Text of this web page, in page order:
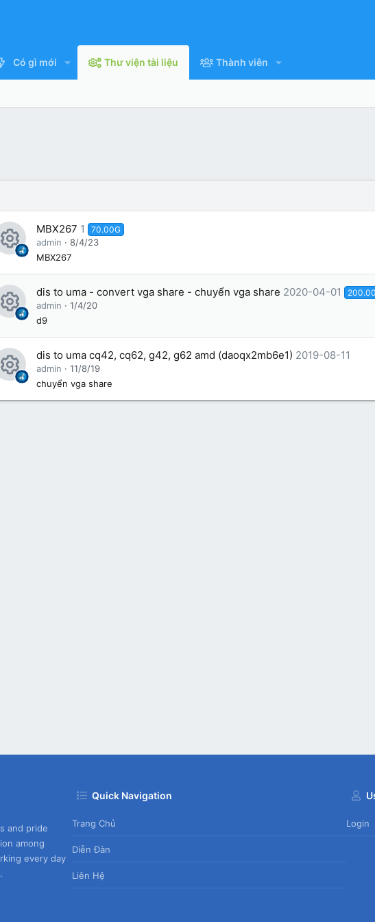
Có gì mới Thư viện tài liệu Thành viên
R
e
s
o
ur
c
e
ic
MBX267 1 70.00G
admin
8/4/23
MBX267
R
e
s
o
ur
dis to uma - convert vga share - chuyển vga share 2020-04-01
admin
1/4/20
d9
R
e
dis to uma cq42, cq62, g42, g62 amd (daoqx2mb6e1) 2019-08-11
admin
11/8/19
chuyển vga share
and pride
among
every day
Quick Navigation
Trang Chủ
Diễn Đàn
Liên Hệ
Login